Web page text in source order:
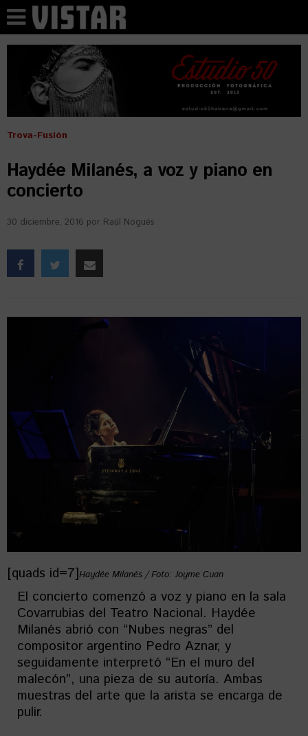
Trova-Fusión
Haydée Milanés, a voz y piano en
concierto
30 diciembre, 2016 por Raúl Nogués
[quads id=7]Haydée Milanés / Foto: Joyme Cuan
El concierto comenzó a voz y piano en la sala
Covarrubias del Teatro Nacional. Haydée
Milanés abrió con “Nubes negras” del
compositor argentino Pedro Aznar, y
seguidamente interpretó “En el muro del
malecón”, una pieza de su autoría. Ambas
muestras del arte que la arista se encarga de
pulir.